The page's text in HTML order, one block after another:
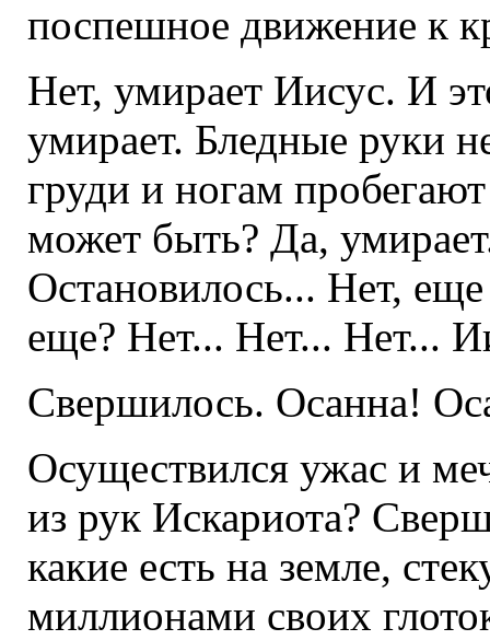
поспешное движение к
Нет, умирает Иисус. И
умирает. Бледные руки
груди и ногам
может быть? Да,
Остановилось... Нет,
еще? Нет... Нет... Нет...
Свершилось. Осанна!
Осуществился ужас и
из рук Искариота?
какие есть на земле,
миллионами своих